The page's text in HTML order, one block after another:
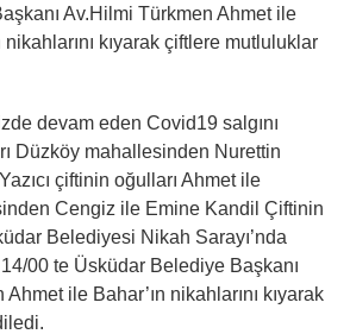
Av.Hilmi Türkmen Ahmet ile
nikahlarını kıyarak çiftlere mutluluklar
devam eden Covid19 salgını
Düzköy mahallesinden Nurettin
çiftinin oğulları Ahmet ile
Cengiz ile Emine Kandil Çiftinin
Belediyesi Nikah Sarayı’nda
00 te Üsküdar Belediye Başkanı
ile Bahar’ın nikahlarını kıyarak